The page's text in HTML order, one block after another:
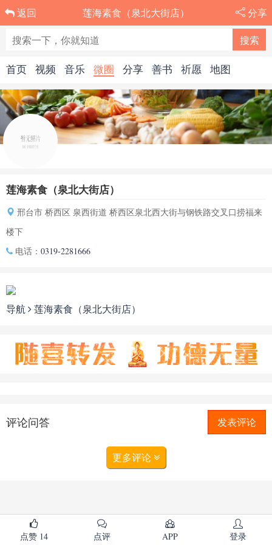
返回 莲海素食（泉北大街店） 分享
首页 视频 音乐 微圈 分享 善书 祈愿 地图
莲海素食（泉北大街店）
邢台市 桥西区 泉西街道 桥西区泉北西大街与钢铁路交叉口捞福来
楼下
电话： 0319-2281666
导航 莲海素食（泉北大街店）
评论问答 发表评论
更多评论
点赞 14 点评 APP 登录